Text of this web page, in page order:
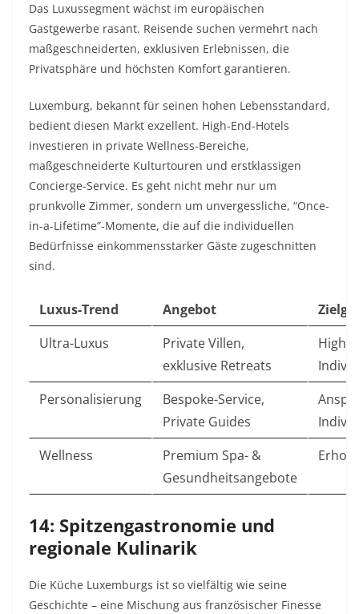
Das Luxussegment wächst im europäischen
Gastgewerbe rasant. Reisende suchen vermehrt nach
maßgeschneiderten, exklusiven Erlebnissen, die
Privatsphäre und höchsten Komfort garantieren.
Luxemburg, bekannt für seinen hohen Lebensstandard,
bedient diesen Markt exzellent. High-End-Hotels
investieren in private Wellness-Bereiche,
maßgeschneiderte Kulturtouren und erstklassigen
Concierge-Service. Es geht nicht mehr nur um
prunkvolle Zimmer, sondern um unvergessliche, “Once-
in-a-Lifetime”-Momente, die auf die individuellen
Bedürfnisse einkommensstarker Gäste zugeschnitten
sind.
Luxus-Trend Angebot
Ultra-Luxus
Private Villen,
exklusive Retreats
High-
Personalisierung
Bespoke-Service,
Private Guides
Wellness
Premium Spa- &
Gesundheitsangebote
14: Spitzengastronomie und
regionale Kulinarik
Die Küche Luxemburgs ist so vielfältig wie seine
Geschichte – eine Mischung aus französischer Finesse